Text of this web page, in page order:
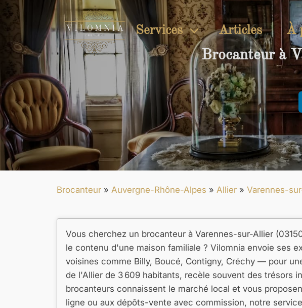
Services Articles À
Brocanteur à
Brocanteur » Auvergne-Rhône-Alpes » Allier » Varennes-
Vous cherchez un brocanteur à Varennes-sur-Allier
le contenu d'une maison familiale ? Vilomnia envoie ses
voisines comme Billy, Boucé, Contigny, Créchy — pour
de l'Allier de 3 609 habitants, recèle souvent des trésors
brocanteurs connaissent le marché local et vous
ligne ou aux dépôts-vente avec commission, notre